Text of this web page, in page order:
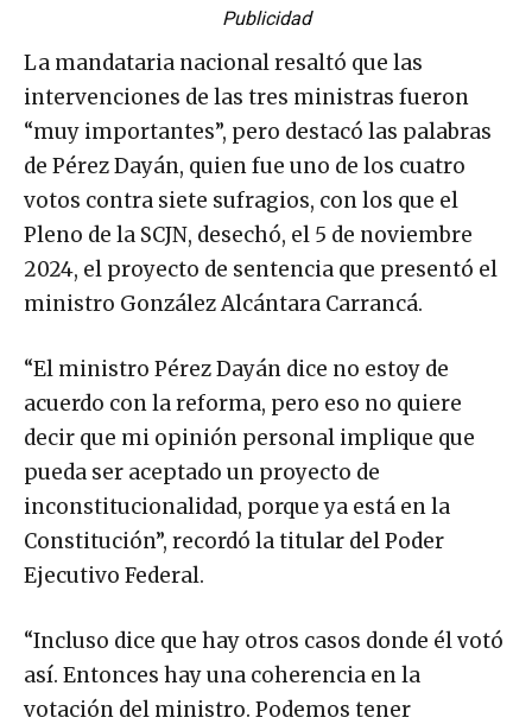
Publicidad
La mandataria nacional resaltó que las
intervenciones de las tres ministras fueron
“muy importantes”, pero destacó las palabras
de Pérez Dayán, quien fue uno de los cuatro
votos contra siete sufragios, con los que el
Pleno de la SCJN, desechó, el 5 de noviembre
2024, el proyecto de sentencia que presentó el
ministro González Alcántara Carrancá.
“El ministro Pérez Dayán dice no estoy de
acuerdo con la reforma, pero eso no quiere
decir que mi opinión personal implique que
pueda ser aceptado un proyecto de
inconstitucionalidad, porque ya está en la
Constitución”, recordó la titular del Poder
Ejecutivo Federal.
“Incluso dice que hay otros casos donde él votó
así. Entonces hay una coherencia en la
votación del ministro. Podemos tener